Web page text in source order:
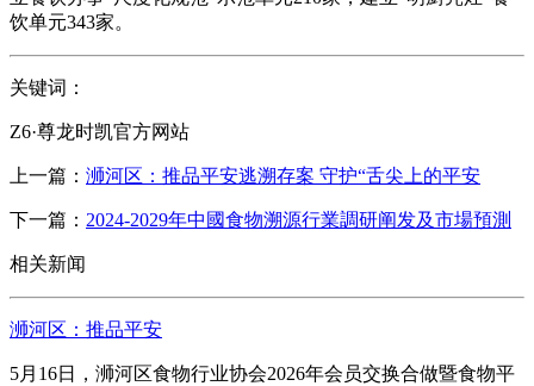
饮单元343家。
关键词：
Z6·尊龙时凯官方网站
上一篇： 浉河区：推品平安逃溯存案 守护“舌尖上的平安
下一篇： 2024-2029年中國食物溯源行業調研阐发及市場預測
相关新闻
浉河区：推品平安
5月16日，浉河区食物行业协会2026年会员交换合做暨食物平